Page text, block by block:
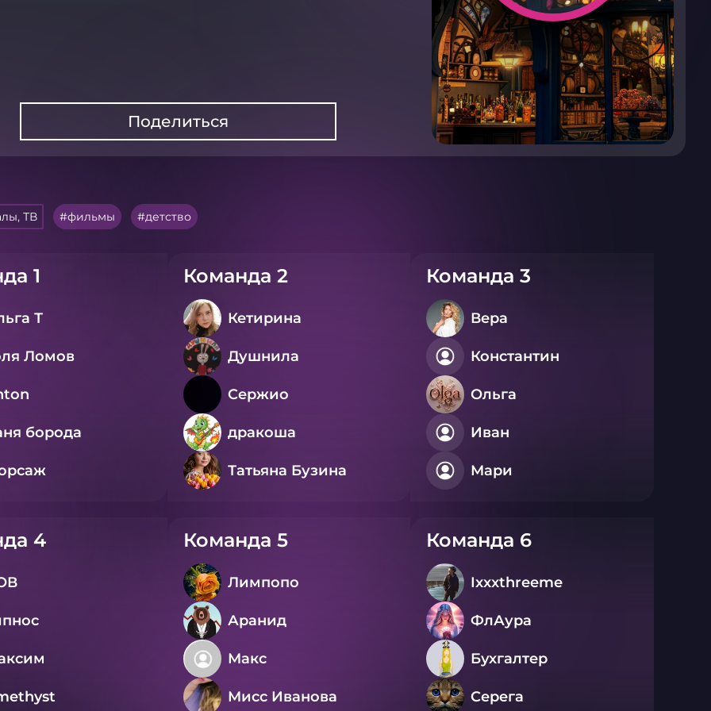
Поделиться
ТВ фильмы детство
1
Т
Ломов
борода
Команда 2
Кетирина
Душнила
Сержио
дракоша
Татьяна Бузина
Команда 3
Вера
Константин
Ольга
Иван
Мари
4 Команда 5
Лимпопо
Аранид
Макс
Мисс Иванова
Команда 6
Ixxxthreeme
ФлАура
Бухгалтер
Серега